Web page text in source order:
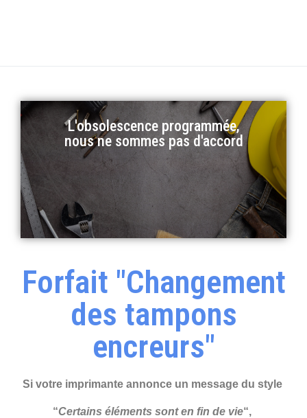
L'obsolescence programmée,
nous ne sommes pas d'accord
Forfait "Changement
des tampons
encreurs"
Si votre imprimante annonce un message du style
“Certains éléments sont en fin de vie“,